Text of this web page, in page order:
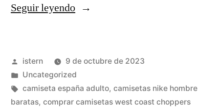
Seguir leyendo«comprar
turquia»
Publicado
por
istern
9 de octubre de 2023
Publicado
en
Uncategorized
Etiquetas:
camiseta españa adulto, camisetas nike hombre
baratas, comprar camisetas west coast choppers